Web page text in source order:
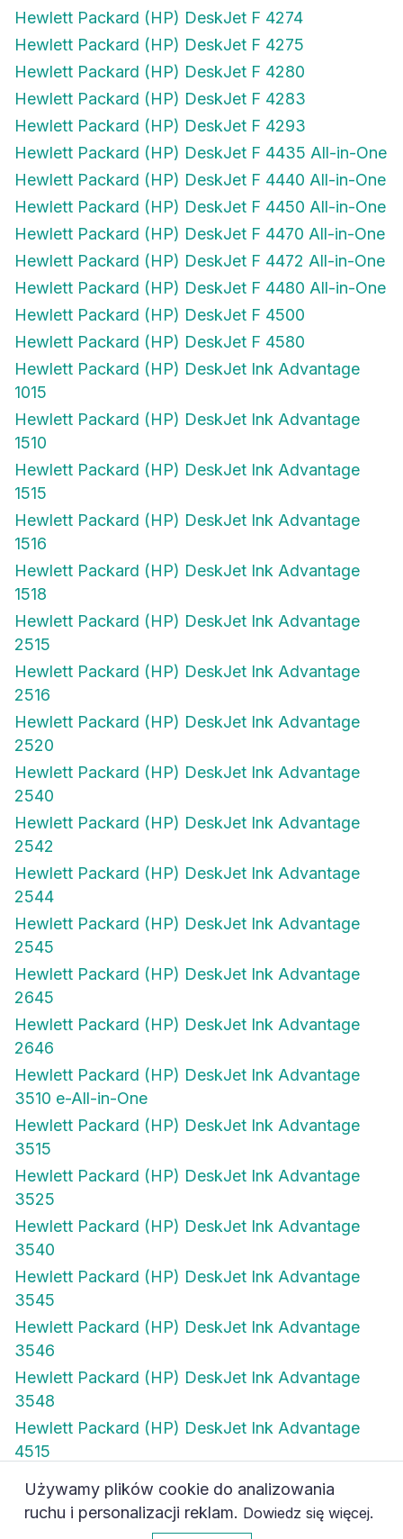
0
Hewlett Packard (HP) DeskJet F 4274
Hewlett Packard (HP) DeskJet F 4275
Hewlett Packard (HP) DeskJet F 4280
Hewlett Packard (HP) DeskJet F 4283
Hewlett Packard (HP) DeskJet F 4293
Hewlett Packard (HP) DeskJet F 4435 All-in-One
Hewlett Packard (HP) DeskJet F 4440 All-in-One
Hewlett Packard (HP) DeskJet F 4450 All-in-One
Hewlett Packard (HP) DeskJet F 4470 All-in-One
Hewlett Packard (HP) DeskJet F 4472 All-in-One
Hewlett Packard (HP) DeskJet F 4480 All-in-One
Hewlett Packard (HP) DeskJet F 4500
Hewlett Packard (HP) DeskJet F 4580
Hewlett Packard (HP) DeskJet Ink Advantage
1015
Hewlett Packard (HP) DeskJet Ink Advantage
1510
Hewlett Packard (HP) DeskJet Ink Advantage
1515
Hewlett Packard (HP) DeskJet Ink Advantage
1516
Hewlett Packard (HP) DeskJet Ink Advantage
1518
Hewlett Packard (HP) DeskJet Ink Advantage
2515
Hewlett Packard (HP) DeskJet Ink Advantage
2516
Hewlett Packard (HP) DeskJet Ink Advantage
2520
Hewlett Packard (HP) DeskJet Ink Advantage
2540
Hewlett Packard (HP) DeskJet Ink Advantage
2542
Hewlett Packard (HP) DeskJet Ink Advantage
2544
Hewlett Packard (HP) DeskJet Ink Advantage
2545
Hewlett Packard (HP) DeskJet Ink Advantage
2645
Hewlett Packard (HP) DeskJet Ink Advantage
2646
Hewlett Packard (HP) DeskJet Ink Advantage
3510 e-All-in-One
Hewlett Packard (HP) DeskJet Ink Advantage
3515
Hewlett Packard (HP) DeskJet Ink Advantage
3525
Hewlett Packard (HP) DeskJet Ink Advantage
3540
Hewlett Packard (HP) DeskJet Ink Advantage
3545
Hewlett Packard (HP) DeskJet Ink Advantage
3546
Hewlett Packard (HP) DeskJet Ink Advantage
3548
Hewlett Packard (HP) DeskJet Ink Advantage
4515
Hewlett Packard (HP) DeskJet Ink Advantage
4615
Hewlett Packard (HP) DeskJet Ink Advantage
Używamy plików cookie do analizowania
ruchu i personalizacji reklam.Dowiedz się więcej.
Akceptuję